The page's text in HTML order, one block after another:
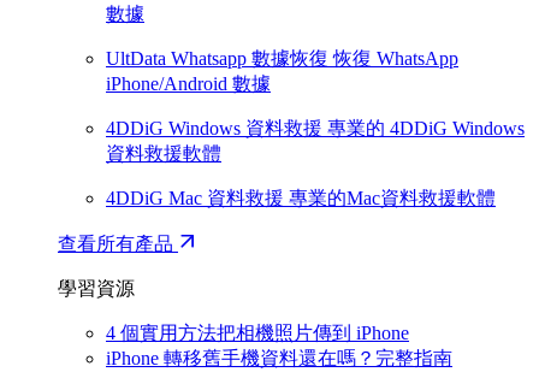
數據
UltData Whatsapp 數據恢復 恢復 WhatsApp
iPhone/Android 數據
4DDiG Windows 資料救援 專業的 4DDiG Windows
資料救援軟體
4DDiG Mac 資料救援 專業的Mac資料救援軟體
查看所有產品
學習資源
4 個實用方法把相機照片傳到 iPhone
iPhone 轉移舊手機資料還在嗎？完整指南